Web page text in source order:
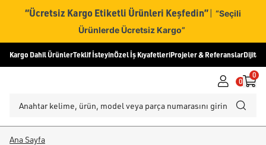
“Ücretsiz Kargo Etiketli Ürünleri Keşfedin” | “Seçili
Ürünlerde Ücretsiz Kargo”
Kargo Dahil ÜrünlerTeklif İsteyinÖzel İş KıyafetleriProjeler & ReferanslarDijital
0
0
Ana Sayfa